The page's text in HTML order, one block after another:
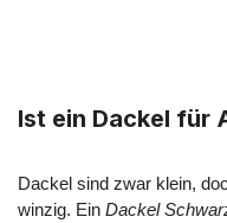
Ist ein Dackel für
Dackel sind zwar klein,
winzig. Ein Dackel